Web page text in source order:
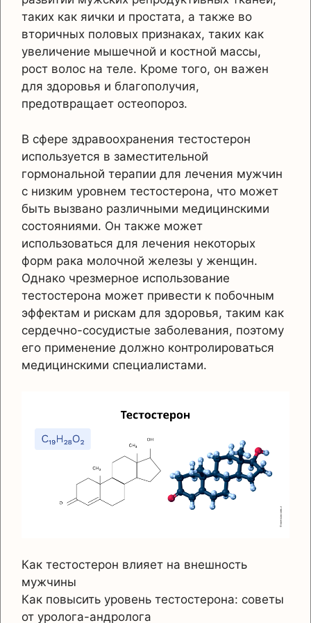
таких как яички и простата, а также во
вторичных половых признаках, таких как
увеличение мышечной и костной массы,
рост волос на теле. Кроме того, он важен
для здоровья и благополучия,
предотвращает остеопороз.
В сфере здравоохранения тестостерон
используется в заместительной
гормональной терапии для лечения мужчин
с низким уровнем тестостерона, что может
быть вызвано различными медицинскими
состояниями. Он также может
использоваться для лечения некоторых
форм рака молочной железы у женщин.
Однако чрезмерное использование
тестостерона может привести к побочным
эффектам и рискам для здоровья, таким как
сердечно-сосудистые заболевания, поэтому
его применение должно контролироваться
медицинскими специалистами.
Как тестостерон влияет на внешность
мужчины
Как повысить уровень тестостерона: советы
от уролога-андролога